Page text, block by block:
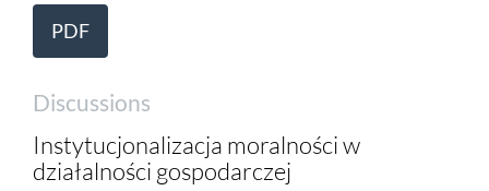
PDF
Discussions
Instytucjonalizacja moralności w
działalności gospodarczej